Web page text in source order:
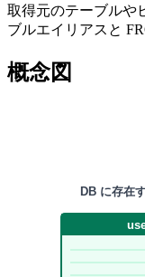
取得元のテーブルや
ブルエイリアスと
概念図